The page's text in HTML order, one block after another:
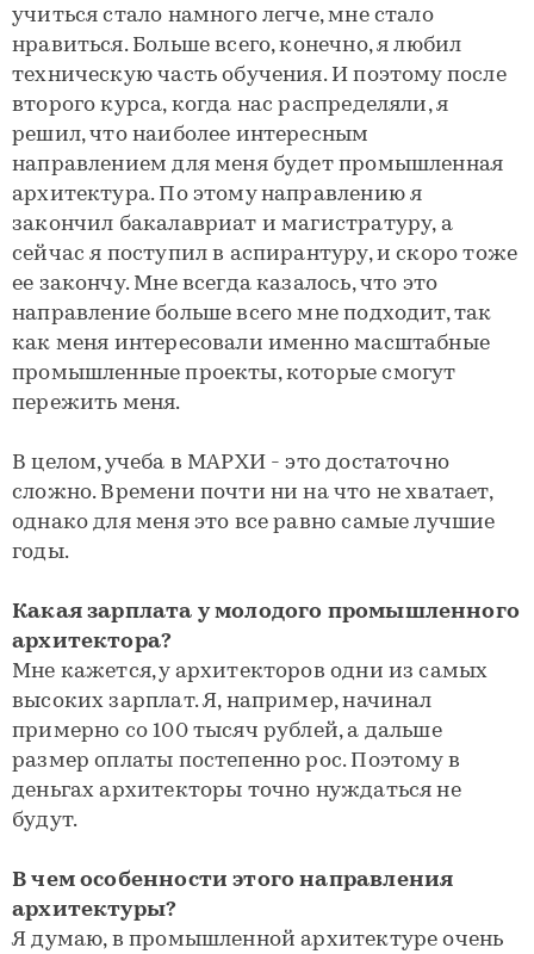
учиться стало намного легче, мне стало
нравиться. Больше всего, конечно, я любил
техническую часть обучения. И поэтому после
второго курса, когда нас распределяли, я
решил, что наиболее интересным
направлением для меня будет промышленная
архитектура. По этому направлению я
закончил бакалавриат и магистратуру, а
сейчас я поступил в аспирантуру, и скоро тоже
ее закончу. Мне всегда казалось, что это
направление больше всего мне подходит, так
как меня интересовали именно масштабные
промышленные проекты, которые смогут
пережить меня.
В целом, учеба в МАРХИ - это достаточно
сложно. Времени почти ни на что не хватает,
однако для меня это все равно самые лучшие
годы.
Какая зарплата у молодого промышленного
архитектора?
Мне кажется, у архитекторов одни из самых
высоких зарплат. Я, например, начинал
примерно со 100 тысяч рублей, а дальше
размер оплаты постепенно рос. Поэтому в
деньгах архитекторы точно нуждаться не
будут.
В чем особенности этого направления
архитектуры?
Я думаю, в промышленной архитектуре очень